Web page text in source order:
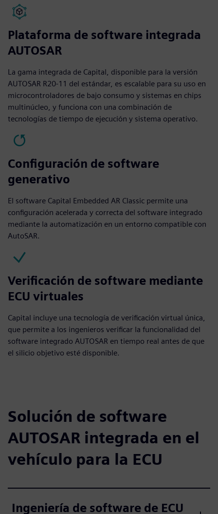
Plataforma de software integrada
AUTOSAR
La gama integrada de Capital, disponible para la versión
AUTOSAR R20-11 del estándar, es escalable para su uso en
microcontroladores de bajo consumo y sistemas en chips
multinúcleo, y funciona con una combinación de
tecnologías de tiempo de ejecución y sistema operativo.
Configuración de software
generativo
El software Capital Embedded AR Classic permite una
configuración acelerada y correcta del software integrado
mediante la automatización en un entorno compatible con
AutoSAR.
Verificación de software mediante
ECU virtuales
Capital incluye una tecnología de verificación virtual única,
que permite a los ingenieros verificar la funcionalidad del
software integrado AUTOSAR en tiempo real antes de que
el silicio objetivo esté disponible.
Solución de software
AUTOSAR integrada en el
vehículo para la ECU
Ingeniería de software de ECU